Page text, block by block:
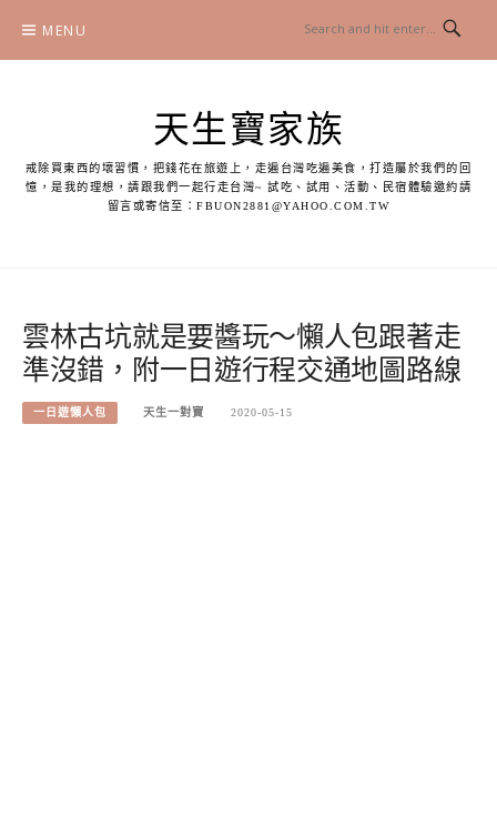
content
MENU
天生寶家族
戒除買東西的壞習慣，把錢花在旅遊上，走遍台灣吃遍美食，打造屬於我們的回
憶，是我的理想，請跟我們一起行走台灣~ 試吃、試用、活動、民宿體驗邀約請
留言或寄信至：FBUON2881@YAHOO.COM.TW
雲林古坑就是要醬玩～懶人包跟著走
準沒錯，附一日遊行程交通地圖路線
一日遊懶人包 天生一對寶 2020-05-15